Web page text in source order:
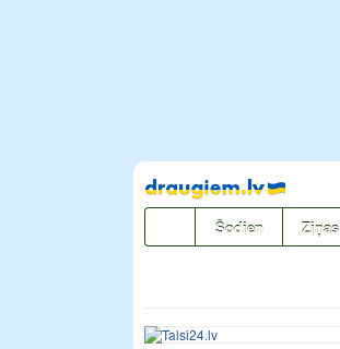
Pāriet
uz
saturu
Šodien Ziņas